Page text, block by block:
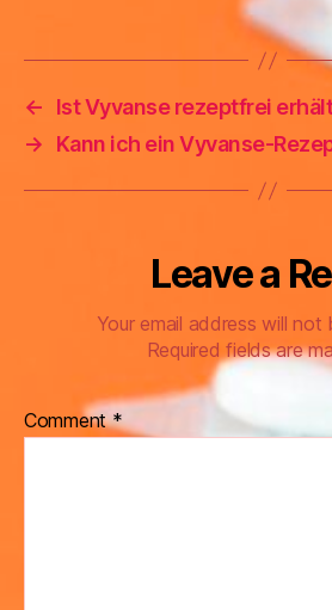
←
Ist Vyvanse rezeptfrei
→
Kann ich ein Vyvanse-
Leave a
Your email address will not
Required fields are
Comment*